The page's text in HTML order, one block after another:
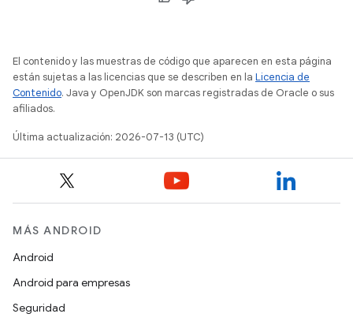
El contenido y las muestras de código que aparecen en esta página
están sujetas a las licencias que se describen en la Licencia de
Contenido. Java y OpenJDK son marcas registradas de Oracle o sus
afiliados.
Última actualización: 2026-07-13 (UTC)
MÁS ANDROID
Android
Android para empresas
Seguridad